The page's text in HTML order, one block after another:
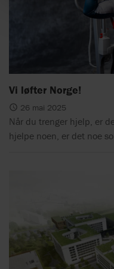
Vi løfter Norge!
26 mai 2025
Når du trenger hjelp, er
hjelpe noen, er det noe